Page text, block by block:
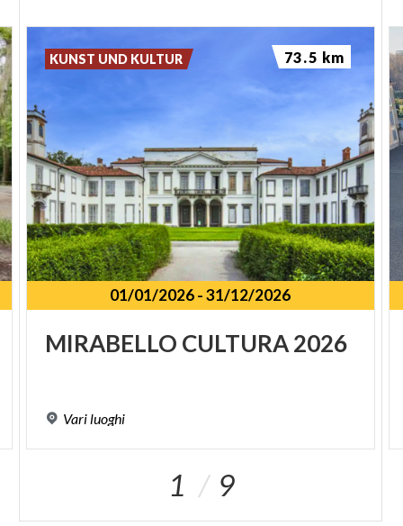
01/01/2026-31/12/2026
MIRABELLO CULTURA2026
Vari luoghi
KUNST UND KULTUR 73.5 km
1 9